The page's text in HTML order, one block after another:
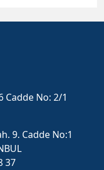
Cadde No: 2/1
9. Cadde No:1
37